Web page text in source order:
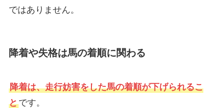
ではありません。
降着や失格は馬の着順に関わる
降着は、走行妨害をした馬の着順が下げられるこ
とです。